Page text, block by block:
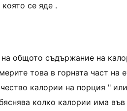
се яде .
общото съдържание на
това в горната част
калории на порция "
колко калории има